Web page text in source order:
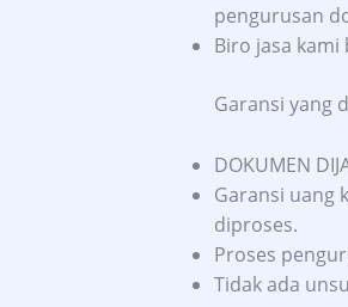
pengurusan
Biro jasa
Garansi yang
DOKUMEN
Garansi uang
diproses.
Proses
Tidak ada